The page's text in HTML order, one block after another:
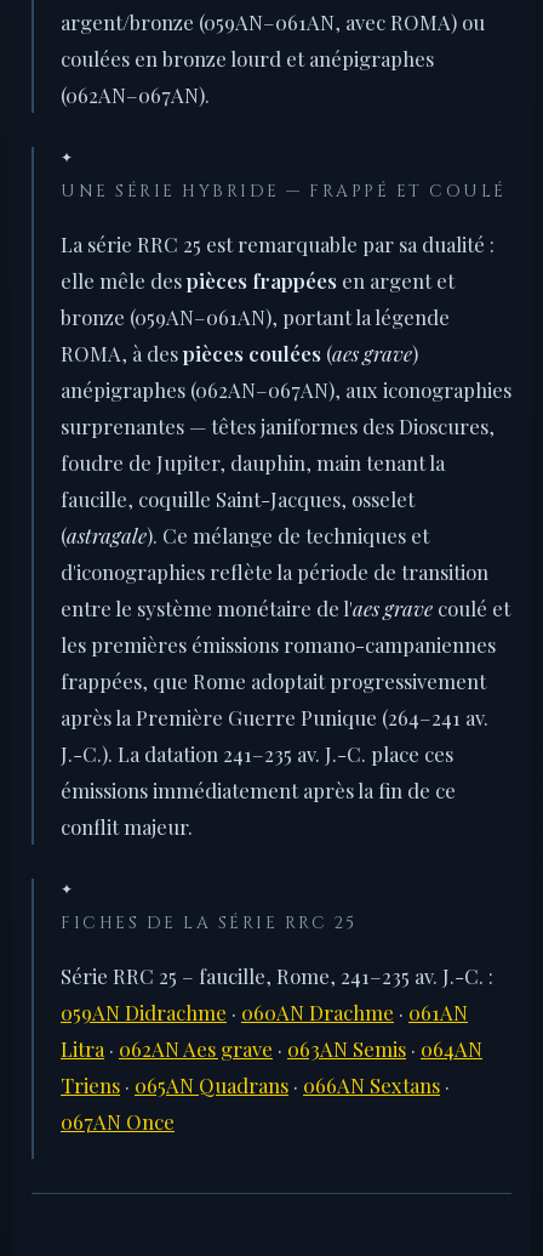
argent/bronze (059AN–061AN, avec ROMA) ou
coulées en bronze lourd et anépigraphes
(062AN–067AN).
✦
UNE SÉRIE HYBRIDE — FRAPPÉ ET COULÉ
La série RRC 25 est remarquable par sa dualité :
elle mêle despièces frappées en argent et
bronze (059AN–061AN), portant la légende
ROMA, à despièces coulées (aes grave)
anépigraphes (062AN–067AN), aux iconographies
surprenantes — têtes janiformes des Dioscures,
foudre de Jupiter, dauphin, main tenant la
faucille, coquille Saint-Jacques, osselet
(astragale). Ce mélange de techniques et
d'iconographies reflète la période de transition
entre le système monétaire de l'aes grave coulé et
les premières émissions romano-campaniennes
frappées, que Rome adoptait progressivement
après la Première Guerre Punique (264–241 av.
J.-C.). La datation 241–235 av. J.-C. place ces
émissions immédiatement après la fin de ce
conflit majeur.
✦
FICHES DE LA SÉRIE RRC 25
Série RRC 25 – faucille, Rome, 241–235 av. J.-C. :
059AN Didrachme · 060AN Drachme · 061AN
Litra · 062AN Aes grave · 063AN Semis · 064AN
Triens · 065AN Quadrans · 066AN Sextans ·
067AN Once